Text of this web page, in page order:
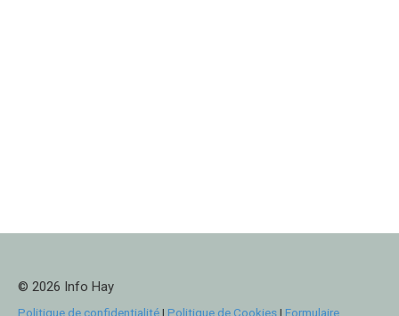
© 2026 Info Hay
Politique de confidentialité| Politique de Cookies| Formulaire